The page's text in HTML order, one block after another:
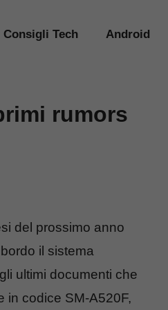
Consigli Tech Android
rumors
del prossimo anno
il sistema
ultimi documenti che
in codice SM-A520F,